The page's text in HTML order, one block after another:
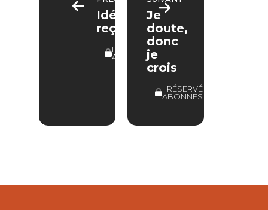
Idées
reçues
RÉSERVÉ
ABONNÉS
Je
doute,
donc
je
crois
RÉSERVÉ
ABONNÉS